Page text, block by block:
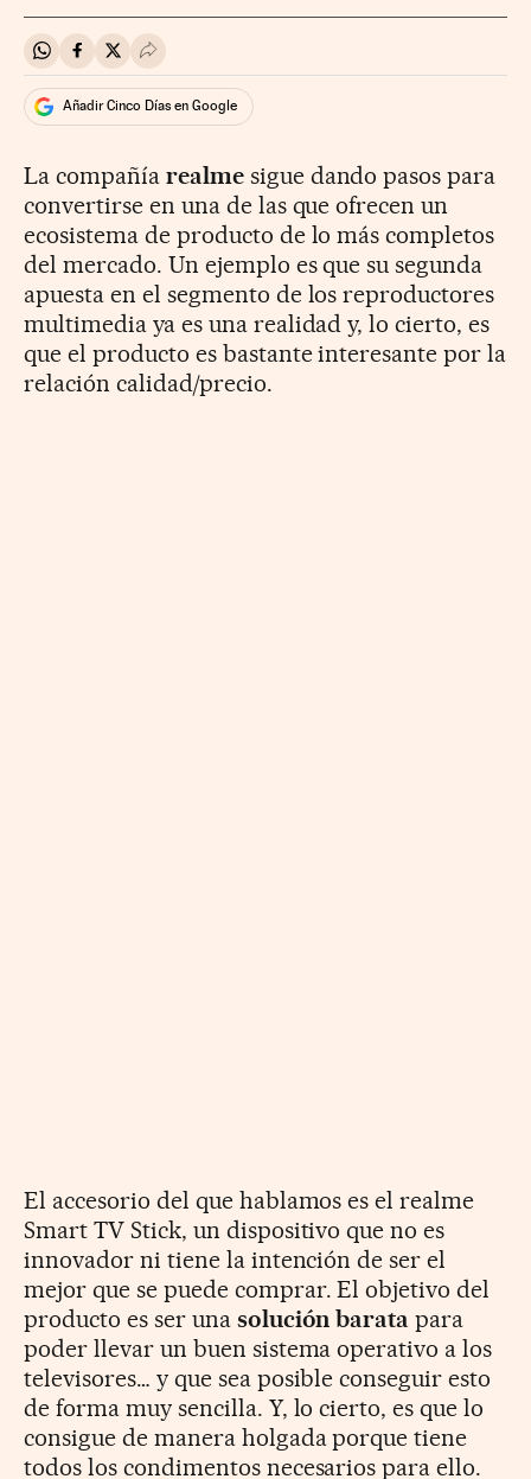
Compartir en Whatsapp
Compartir en Facebook
Compartir en Twitter
Desplegar Redes Sociales
Añadir Cinco Días en Google
La compañía realmesigue dando pasos para
convertirse en una de las que ofrecen un
ecosistema de producto de lo más completos
del mercado. Un ejemplo es que su segunda
apuesta en el segmento de los reproductores
multimedia ya es una realidad y, lo cierto, es
que el producto es bastante interesante por la
relación calidad/precio.
El accesorio del que hablamos es el realme
Smart TV Stick, un dispositivo que no es
innovador ni tiene la intención de ser el
mejor que se puede comprar. El objetivo del
producto es ser una solución barata para
poder llevar un buen sistema operativo a los
televisores… y que sea posible conseguir esto
de forma muy sencilla. Y, lo cierto, es que lo
consigue de manera holgada porque tiene
todos los condimentos necesarios para ello.